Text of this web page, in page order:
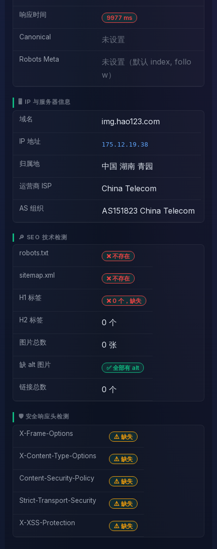
响应时间 9977 ms
Canonical 未设置
Robots Meta
未设置（默认 index, follo
w）
🖥️ IP 与服务器信息
域名 img.hao123.com
IP 地址 175.12.19.38
归属地 中国 湖南 青园
运营商 ISP China Telecom
AS 组织 AS151823 China Telecom
🔎 SEO 技术检测
robots.txt ❌ 不存在
sitemap.xml ❌ 不存在
H1 标签 ❌ 0 个，缺失
H2 标签 0 个
图片总数 0 张
缺 alt 图片 ✅ 全部有 alt
链接总数 0 个
🛡️ 安全响应头检测
X-Frame-Options ⚠️ 缺失
X-Content-Type-Options ⚠️ 缺失
Content-Security-Policy ⚠️ 缺失
Strict-Transport-Security ⚠️ 缺失
X-XSS-Protection ⚠️ 缺失